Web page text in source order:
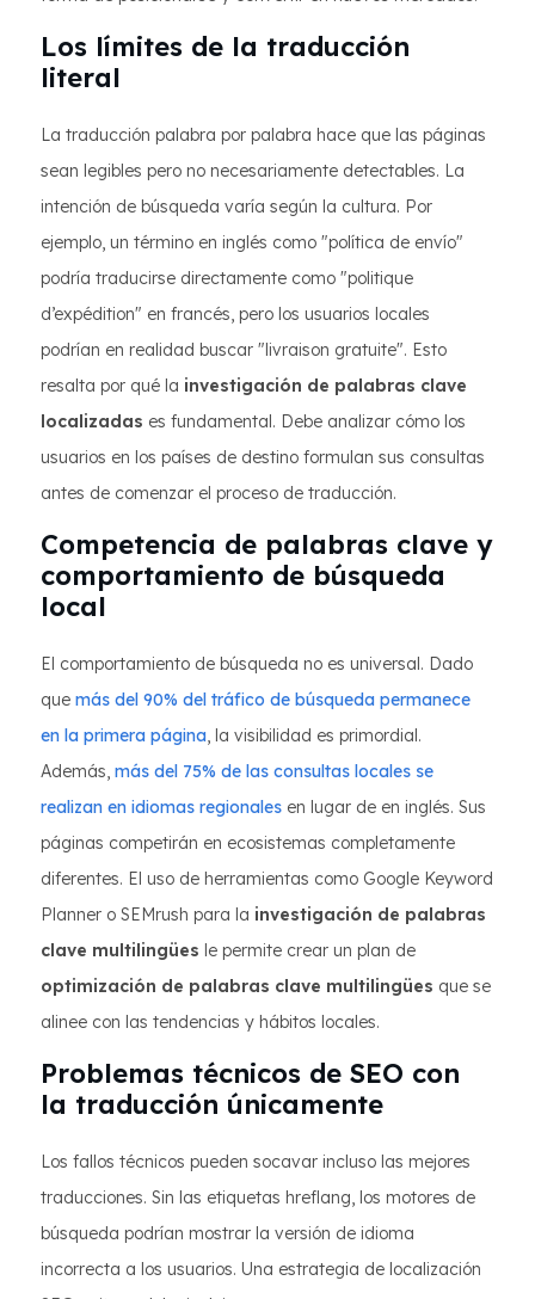
Los límites de la traducción
literal
La traducción palabra por palabra hace que las páginas
sean legibles pero no necesariamente detectables. La
intención de búsqueda varía según la cultura. Por
ejemplo, un término en inglés como "política de envío"
podría traducirse directamente como "politique
d’expédition" en francés, pero los usuarios locales
podrían en realidad buscar "livraison gratuite". Esto
resalta por qué la investigación de palabras clave
localizadas es fundamental. Debe analizar cómo los
usuarios en los países de destino formulan sus consultas
antes de comenzar el proceso de traducción.
Competencia de palabras clave y
comportamiento de búsqueda
local
El comportamiento de búsqueda no es universal. Dado
que más del 90% del tráfico de búsqueda permanece
en la primera página, la visibilidad es primordial.
Además, más del 75% de las consultas locales se
realizan en idiomas regionales en lugar de en inglés. Sus
páginas competirán en ecosistemas completamente
diferentes. El uso de herramientas como Google Keyword
Planner o SEMrush para la investigación de palabras
clave multilingües le permite crear un plan de
optimización de palabras clave multilingües que se
alinee con las tendencias y hábitos locales.
Problemas técnicos de SEO con
la traducción únicamente
Los fallos técnicos pueden socavar incluso las mejores
traducciones. Sin las etiquetas hreflang, los motores de
búsqueda podrían mostrar la versión de idioma
incorrecta a los usuarios. Una estrategia de localización